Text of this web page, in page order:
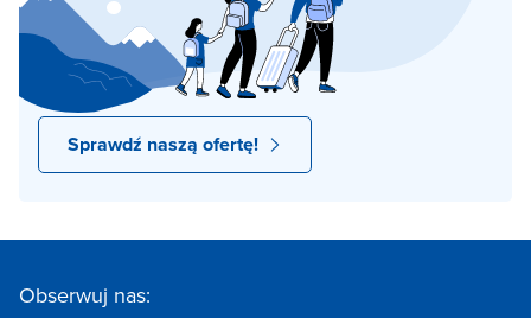
Sprawdź naszą ofertę!
Obserwuj nas: